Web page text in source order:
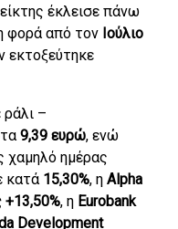
έκλεισε πάνω
φορά από τον Ιούλιο
εκτοξεύτηκε
ράλι –
9,39 ευρώ, ενώ
χαμηλό ημέρας
κατά 15,30%, η Alpha
+13,50%, η Eurobank
Development